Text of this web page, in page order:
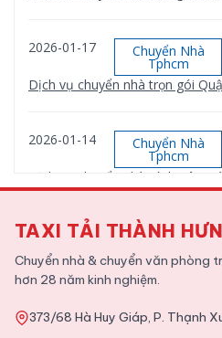
2026-01-17 Chuyển Nhà
Tphcm
Dịch vụ chuyển nhà trọn gói
2026-01-14 Chuyển Nhà
Tphcm
Dịch vụ chuyển nhà Bình Tân
2026-01-12 Chuyển Nhà
Dịch vụ chuyển nhà trọn gói
2025-11-09
Tin Tức
TAXI TẢI THÀNH
Chuyển nhà & chuyển văn phòng
hơn 28 năm kinh nghiệm.
373/68 Hà Huy Giáp, P. Thạnh